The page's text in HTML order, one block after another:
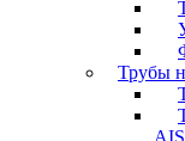
Трубы